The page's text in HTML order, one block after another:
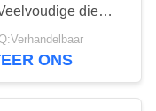
69
die
Chewers worden
ONS